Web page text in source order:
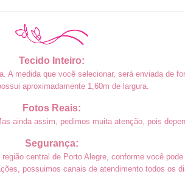
Tecido Inteiro:
A medida que você selecionar, será enviada de
aproximadamente 1,60m de largura.
Fotos Reais:
ainda assim, pedimos muita atenção, pois
Segurança:
central de Porto Alegre, conforme você
possuimos canais de atendimento todos os